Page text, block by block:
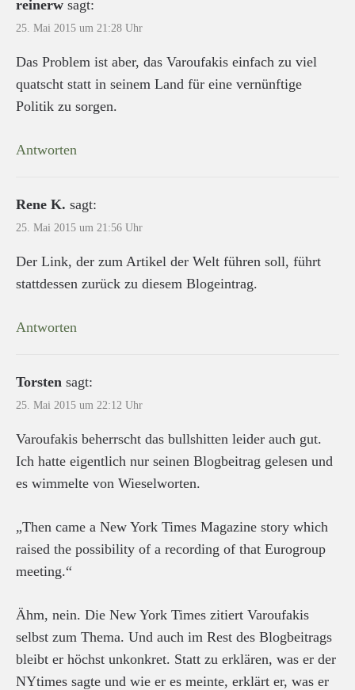
reinerw sagt:
25. Mai 2015 um 21:28 Uhr
Das Problem ist aber, das Varoufakis einfach zu viel
quatscht statt in seinem Land für eine vernünftige
Politik zu sorgen.
Antworten
Rene K. sagt:
25. Mai 2015 um 21:56 Uhr
Der Link, der zum Artikel der Welt führen soll, führt
stattdessen zurück zu diesem Blogeintrag.
Antworten
Torsten sagt:
25. Mai 2015 um 22:12 Uhr
Varoufakis beherrscht das bullshitten leider auch gut.
Ich hatte eigentlich nur seinen Blogbeitrag gelesen und
es wimmelte von Wieselworten.
„Then came a New York Times Magazine story which
raised the possibility of a recording of that Eurogroup
meeting.“
Ähm, nein. Die New York Times zitiert Varoufakis
selbst zum Thema. Und auch im Rest des Blogbeitrags
bleibt er höchst unkonkret. Statt zu erklären, was er der
NYtimes sagte und wie er es meinte, erklärt er, was er